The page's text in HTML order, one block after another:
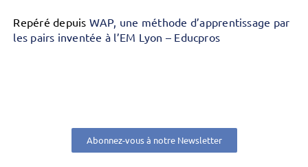
Repéré depuis WAP, une méthode d’apprentissage par
les pairs inventée à l’EM Lyon – Educpros
Abonnez-vous à notre Newsletter